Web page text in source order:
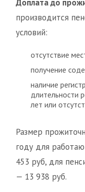
Доплата до
производится
условий:
отсутствие
получение
наличие
длительности
лет или
Размер
году для
453 руб, для
— 13 938 руб.